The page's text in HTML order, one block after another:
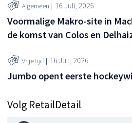
Algemeen 16 Juli, 2026
Voormalige Makro-site in
de komst van Colos en
Vrije tijd 16 Juli, 2026
Jumbo opent eerste
Volg RetailDetail